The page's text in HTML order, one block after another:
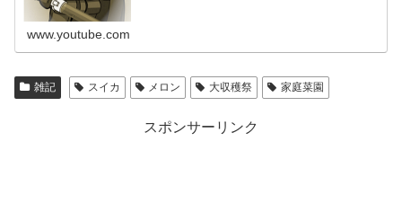
www.youtube.com
雑記 スイカ メロン 大収穫祭 家庭菜園
スポンサーリンク